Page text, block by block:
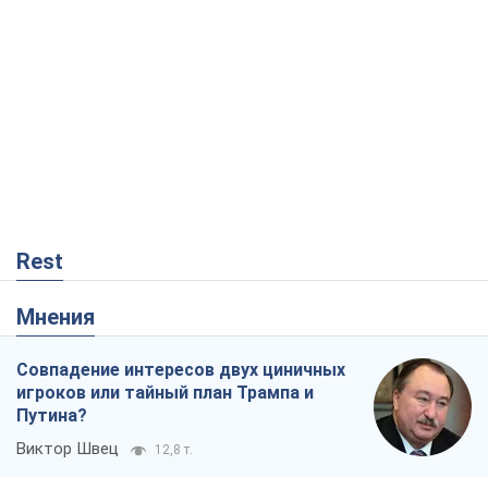
Rest
Мнения
Совпадение интересов двух циничных
игроков или тайный план Трампа и
Путина?
Виктор Швец 12,8 т.